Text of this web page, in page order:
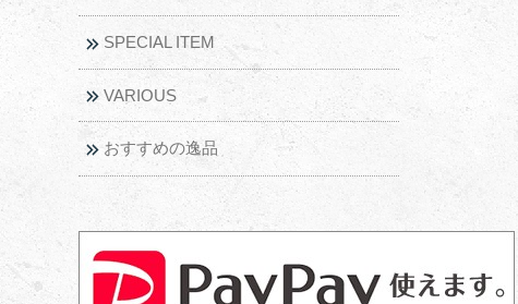
SPECIAL ITEM
VARIOUS
おすすめの逸品